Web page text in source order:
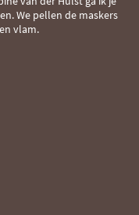
We pellen de maskers
vlam.